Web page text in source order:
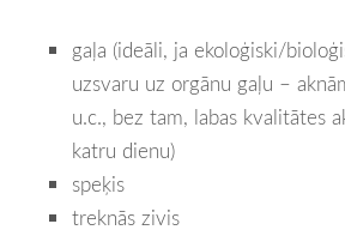
gaļa (ideāli, ja ekoloģiski/
uzsvaru uz orgānu gaļu –
u.c., bez tam, labas kvalitātes
katru dienu)
speķis
treknās zivis